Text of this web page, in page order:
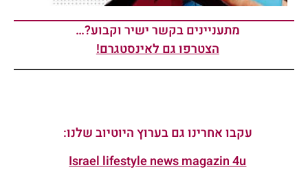
מתעניינים בקשר ישיר וקבוע?…
הצטרפו גם לאינסטגרם!
עקבו אחרינו גם בערוץ היוטיוב שלנו:
Israel lifestyle news magazin 4u